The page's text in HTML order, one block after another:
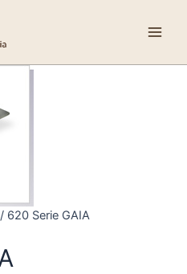
/ 620 Serie GAIA